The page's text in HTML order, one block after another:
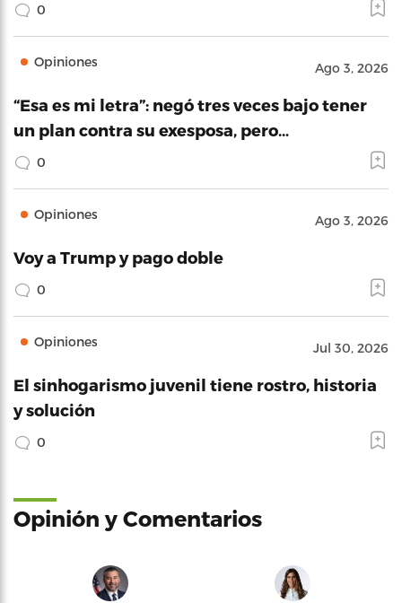
0
Opiniones Ago 3, 2026
“Esa es mi letra”: negó tres veces bajo tener
un plan contra su exesposa, pero…
0
Opiniones Ago 3, 2026
Voy a Trump y pago doble
0
Opiniones Jul 30, 2026
El sinhogarismo juvenil tiene rostro, historia
y solución
0
Opinión y Comentarios